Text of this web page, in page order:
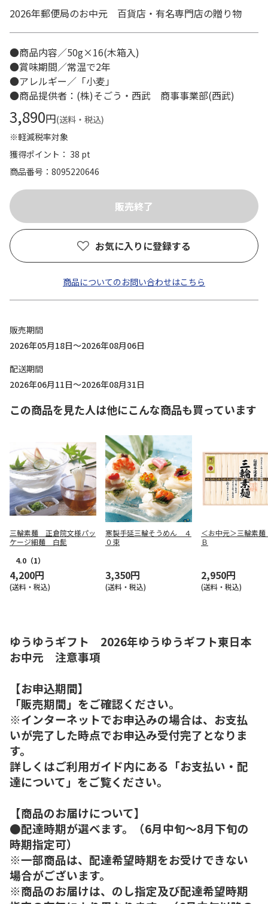
2026年郵便局のお中元 百貨店・有名専門店の贈り物
●商品内容／50g×16(木箱入)
●賞味期間／常温で2年
●アレルギー／「小麦」
●商品提供者：(株)そごう・西武 商事事業部(西武)
3,890円(送料・税込)
※軽減税率対象
獲得ポイント： 38 pt
商品番号
8095220646
お気に入りに登録する
商品についてのお問い合わせはこちら
販売期間
2026年05月18日～2026年08月06日
配送期間
2026年06月11日～2026年08月31日
この商品を見た人は他にこんな商品も買っています
三輪素麺 正倉院文様パッ
ケージ細麺 白髭
4.0 （1）
4,200円
(送料・税込)
寒製手延三輪そうめん ４
０束
3,350円
(送料・税込)
＜お中元＞三輪
Ｂ
2,950円
(送料・税込)
ゆうゆうギフト 2026年ゆうゆうギフト東日本
お中元 注意事項
【お申込期間】
「販売期間」をご確認ください。
※インターネットでお申込みの場合は、お支払
いが完了した時点でお申込み受付完了となりま
す。
詳しくはご利用ガイド内にある「お支払い・配
達について」をご覧ください。
【商品のお届けについて】
●配達時期が選べます。（6月中旬～8月下旬の
時期指定可）
※一部商品は、配達希望時期をお受けできない
場合がございます。
※商品のお届けは、のし指定及び配達希望時期